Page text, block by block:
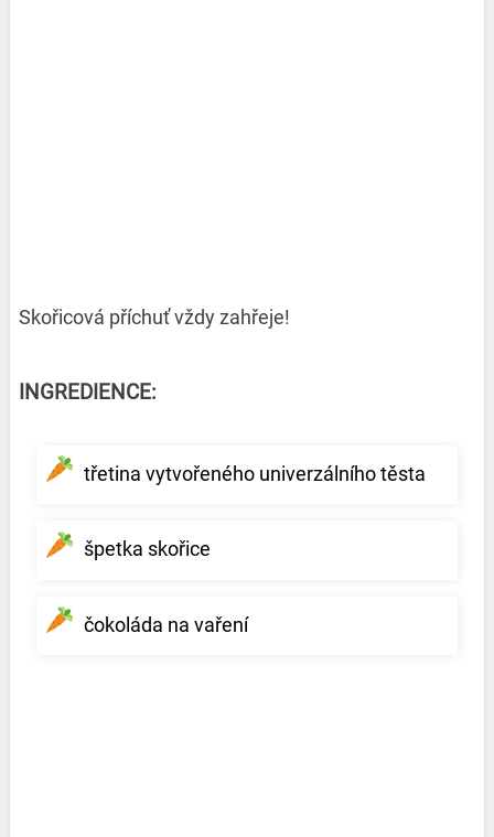
Skořicová příchuť vždy zahřeje!
INGREDIENCE:
třetina vytvořeného univerzálního těsta
špetka skořice
čokoláda na vaření